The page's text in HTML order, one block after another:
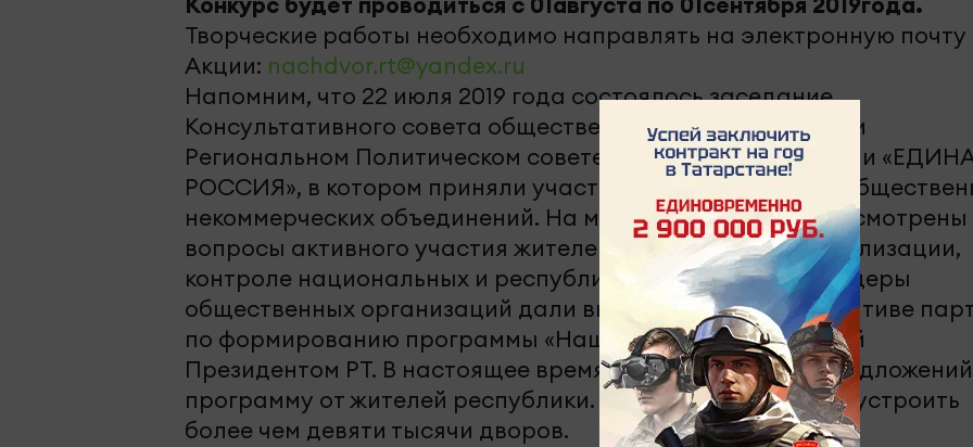
Творческие работы необходимо направлять на электронную почту
Акции: nachdvor.rt@yandex.ru
Напомним, что 22 июля 2019 года состоялось заседание
Консультативного совета общественных объединений при
Региональном Политическом совете Всероссийской партии
РОССИЯ», в котором приняли участие более 30 лидеров
некоммерческих объединений. На мероприятии были рассмотрены
вопросы активного участия жителей РТ в разработке, реализации,
контроле национальных и республиканских проектов. Лидеры
общественных организаций дали высокую оценку инициативе
по формированию программы «Наш двор», поддержанной
Президентом РТ. В настоящее время проводится сбор
программу от жителей республики. Всего планируется обустроить
более чем девяти тысячи дворов.